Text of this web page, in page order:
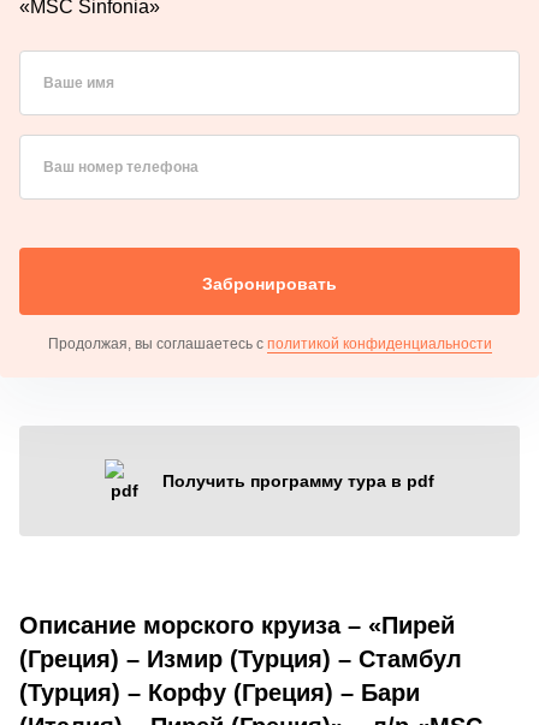
«MSC Sinfonia»
Ваше имя
Ваш номер телефона
Забронировать
Продолжая, вы соглашаетесь с политикой конфиденциальности
Получить программу тура в pdf
Описание морского круиза – «Пирей
(Греция) – Измир (Турция) – Стамбул
(Турция) – Корфу (Греция) – Бари